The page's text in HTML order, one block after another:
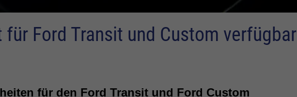
Ford Transit und Custom verfügbar
für den Ford Transit und Ford Custom